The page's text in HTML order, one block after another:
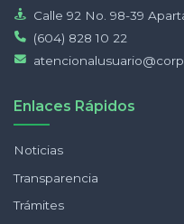
Calle 92 No. 98-39
(604) 828 10 22
Enlaces Rápidos
Noticias
Transparencia
Trámites